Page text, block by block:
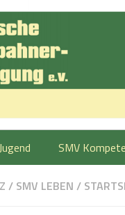
SMV
/ SMV LEBEN /